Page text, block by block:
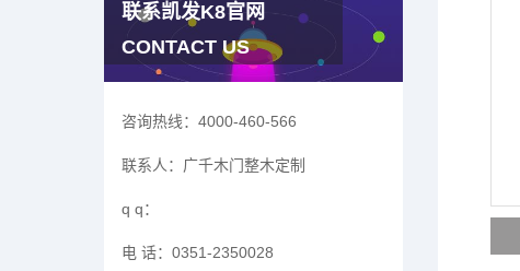
联系凯发K8官网
CONTACT US
咨询热线： 4000-460-566
联系人： 广千木门整木定制
q q：
电 话： 0351-2350028